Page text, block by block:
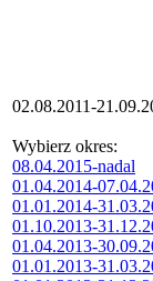
02.08.2011-
Wybierz okres:
08.04.2015-nadal
01.04.2014-
01.01.2014-
01.10.2013-
01.04.2013-
01.01.2013-